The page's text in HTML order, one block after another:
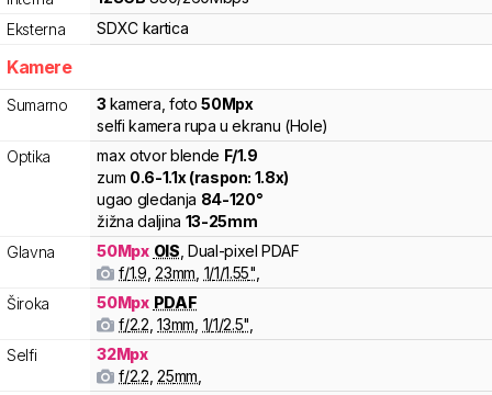
Eksterna
SDXC kartica
Kamere
Sumarno 3 kamera foto50Mpx
selfi kamera rupa u ekranu (Hole)
Optika
max otvor blende F/1.9
zum 0.6-1.1x (raspon: 1.8x)
ugao gledanja 84-120°
žižna daljina 13-25mm
Glavna
50Mpx OIS Dual-pixel PDAF
f/1.9 23mm 1/1/1.55"
Široka
50Mpx PDAF
f/2.2 13mm 1/1/2.5"
Selfi
32Mpx
f/2.2 25mm